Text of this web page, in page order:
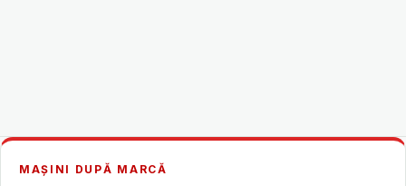
MAȘINI DUPĂ MARCĂ